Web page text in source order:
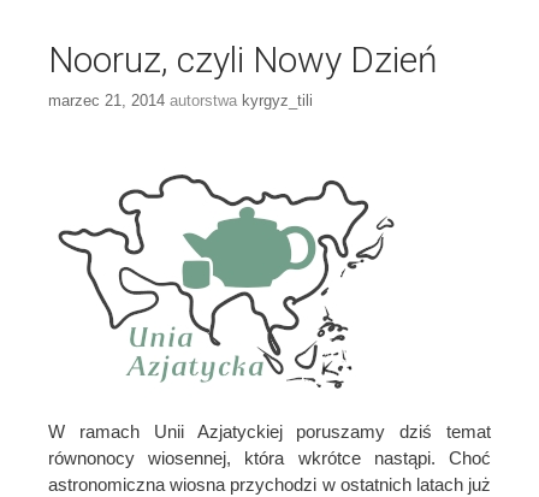
Nooruz, czyli Nowy Dzień
marzec 21, 2014 autorstwa kyrgyz_tili
W ramach Unii Azjatyckiej poruszamy dziś temat
równonocy wiosennej, która wkrótce nastąpi. Choć
astronomiczna wiosna przychodzi w ostatnich latach już